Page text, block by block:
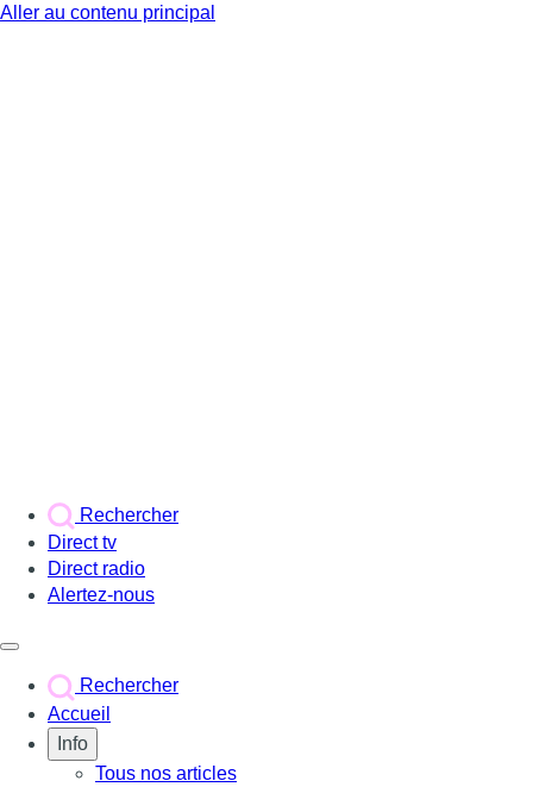
Aller au contenu principal
Rechercher
Direct tv
Direct radio
Alertez-nous
Rechercher
Accueil
Info
Tous nos articles